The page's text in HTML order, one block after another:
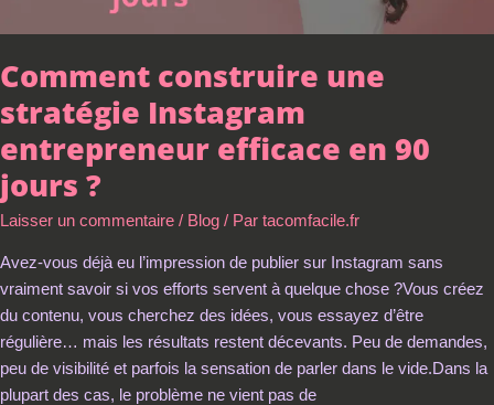
Comment construire une
stratégie Instagram
entrepreneur efficace en 90
jours ?
Laisser un commentaire / Blog / Par tacomfacile.fr
Avez-vous déjà eu l’impression de publier sur Instagram sans
vraiment savoir si vos efforts servent à quelque chose ?Vous créez
du contenu, vous cherchez des idées, vous essayez d’être
régulière… mais les résultats restent décevants. Peu de demandes,
peu de visibilité et parfois la sensation de parler dans le vide.Dans la
plupart des cas, le problème ne vient pas de